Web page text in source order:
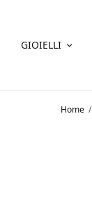
GIOIELLI
Home /